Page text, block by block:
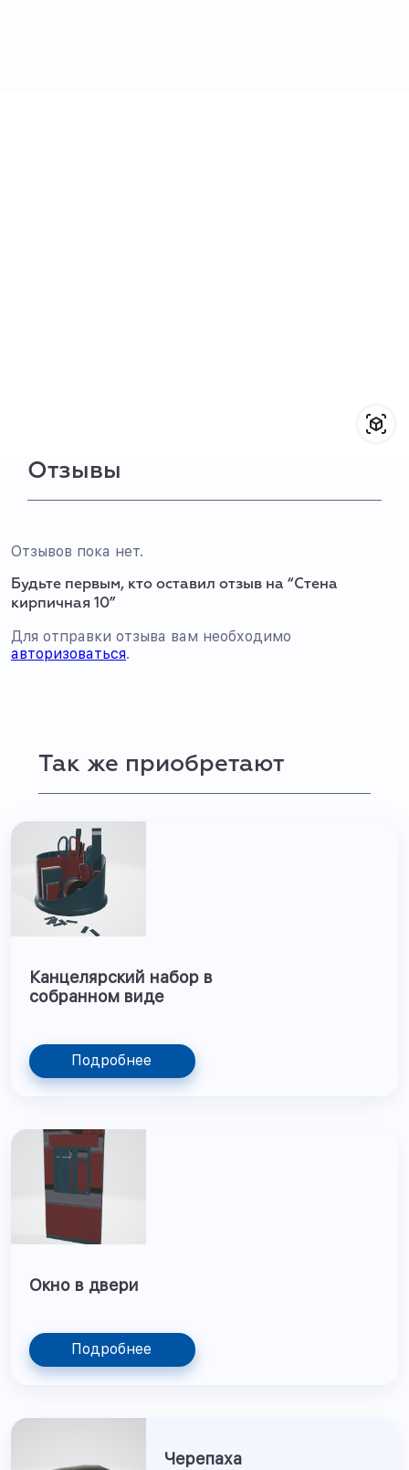
Отзывы
Отзывов пока нет.
Будьте первым, кто оставил отзыв на “Стена
кирпичная 10”
Для отправки отзыва вам необходимо
авторизоваться.
Так же приобретают
Канцелярский набор в
собранном виде
Подробнее
Окно в двери
Подробнее
Черепаха